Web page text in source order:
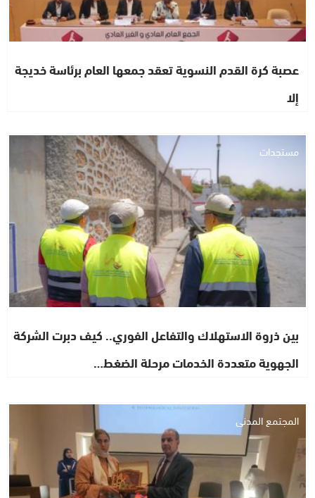
عصبة كرة القدم النسوية تعقد جمعها العام برئاسة خديجة
إلا
مستجدات
بين ذروة الاستهلاك والتفاعل الفوري.. كيف دبرت الشركة
الجهوية متعددة الخدمات مرحلة الضغط…
المجتمع المدني